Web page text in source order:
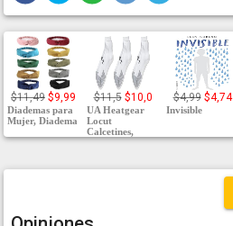
$11,49 $9,99
Diademas para
Mujer, Diadema
$11,5 $10,0
UA Heatgear
Locut
Calcetines,
$4,99 $4,74
Invisible